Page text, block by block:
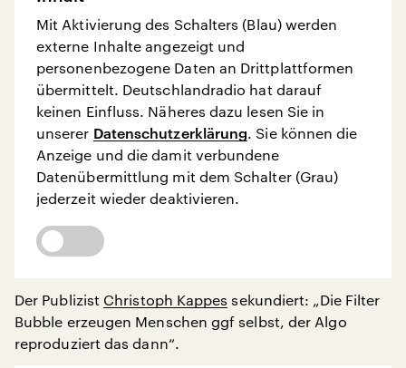
Mit Aktivierung des Schalters (Blau) werden
externe Inhalte angezeigt und
personenbezogene Daten an Drittplattformen
übermittelt. Deutschlandradio hat darauf
keinen Einfluss. Näheres dazu lesen Sie in
unserer Datenschutzerklärung. Sie können die
Anzeige und die damit verbundene
Datenübermittlung mit dem Schalter (Grau)
jederzeit wieder deaktivieren.
Der Publizist Christoph Kappes sekundiert: „Die Filter
Bubble erzeugen Menschen ggf selbst, der Algo
reproduziert das dann“.